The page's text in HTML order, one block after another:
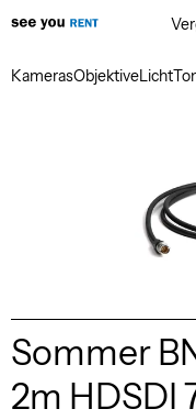
KamerasObjektiveLicht
Sommer
2m HDSDI